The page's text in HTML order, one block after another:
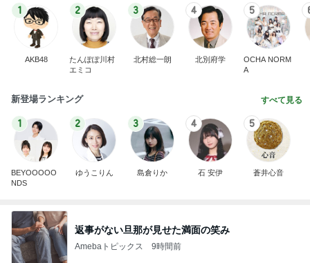
1
AKB48
2
たんぽぽ川村
エミコ
3
北村総一朗
4
北別府学
5
OCHA NORM
A
新登場ランキング すべて見る
1
BEYOOOOO
NDS
2
ゆうこりん
3
島倉りか
4
石 安伊
5
蒼井心音
返事がない旦那が見せた満面の笑み
Amebaトピックス 9時間前